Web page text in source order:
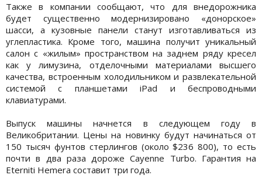
Также в компании сообщают, что для внедорожника
будет существенно модернизировано «донорское»
шасси, а кузовные панели станут изготавливаться из
углепластика. Кроме того, машина получит уникальный
салон с «жилым» пространством на заднем ряду кресел
как у лимузина, отделочными материалами высшего
качества, встроенным холодильником и развлекательной
системой с планшетами iPad и беспроводными
клавиатурами.
Выпуск машины начнется в следующем году в
Великобритании. Цены на новинку будут начинаться от
150 тысяч фунтов стерлингов (около $236 800), то есть
почти в два раза дороже Cayenne Turbo. Гарантия на
Eterniti Hemera составит три года.